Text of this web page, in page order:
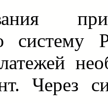
систему
Через